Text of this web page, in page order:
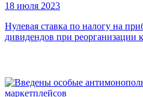
18 июля 2023
Нулевая ставка по налогу на
дивидендов при реорганизации